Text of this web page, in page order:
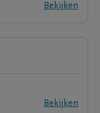
Bekijken
Bekijken